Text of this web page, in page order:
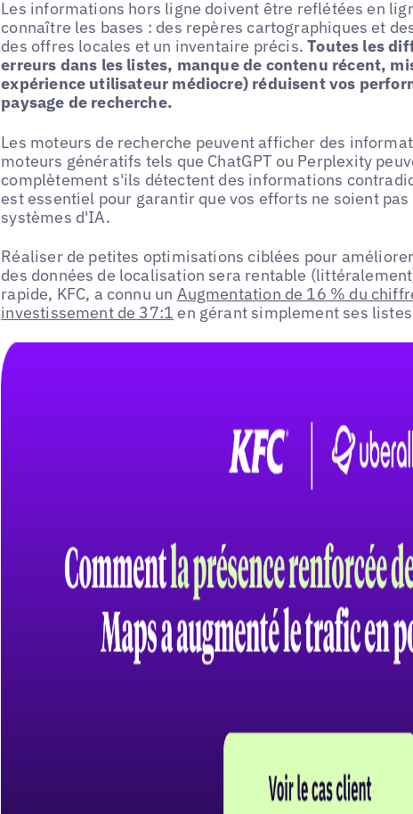
Les informations hors ligne doivent être reflétées en
connaître les bases : des repères cartographiques et
des offres locales et un inventaire précis.Toutes les
erreurs dans les listes, manque de contenu récent,
expérience utilisateur médiocre) réduisent vos
paysage de recherche.
Les moteurs de recherche peuvent afficher des
moteurs génératifs tels que ChatGPT ou Perplexity
complètement s'ils détectent des informations
est essentiel pour garantir que vos efforts ne soient
systèmes d'IA.
Réaliser de petites optimisations ciblées pour
des données de localisation sera rentable
rapide, KFC, a connu un Augmentation de 16 % du
investissement de 37:1 en gérant simplement ses